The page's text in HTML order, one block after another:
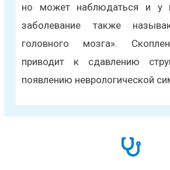
но может наблюдаться и у
заболевание также
головного мозга».
приводит к сдавлению
появлению неврологической